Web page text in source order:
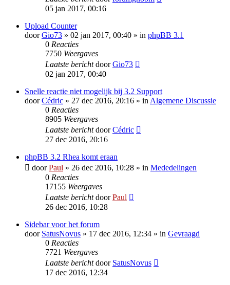
05 jan 2017, 00:16
Upload Counter
doorGio73 » 02 jan 2017, 00:40 » in phpBB 3.1
0 Reacties
7750 Weergaves
Laatste berichtdoorGio73
02 jan 2017, 00:40
Snelle reactie niet mogelijk bij 3.2 Support
doorCédric » 27 dec 2016, 20:16 » inAlgemene Discussie
0 Reacties
8905 Weergaves
Laatste berichtdoorCédric
27 dec 2016, 20:16
phpBB 3.2 Rhea komt eraan
doorPaul » 26 dec 2016, 10:28 » in Mededelingen
0 Reacties
17155 Weergaves
Laatste berichtdoorPaul
26 dec 2016, 10:28
Sidebar voor het forum
door SatusNovus » 17 dec 2016, 12:34 » in Gevraagd
0 Reacties
7721 Weergaves
Laatste berichtdoor SatusNovus
17 dec 2016, 12:34